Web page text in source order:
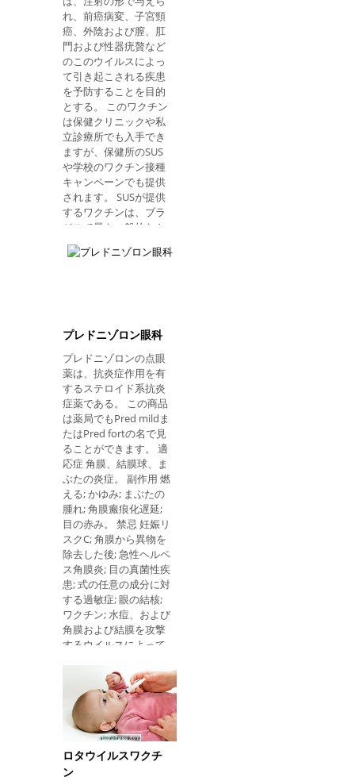
す。 経口溶液： 2ティ
ースプーン、1日3回、
経口、食事の10分前。
滴： 53滴、1日3回、経
口的に、食事の10分前
に。 錠剤：錠剤 1錠、
1日3回、経口、食事の
10分前。
れ、前癌病変、子宮頸
癌、外陰および膣、肛
門および性器疣贅など
のこのウイルスによっ
て引き起こされる疾患
を予防することを目的
とする。 このワクチン
は保健クリニックや私
立診療所でも入手でき
ますが、保健所のSUS
や学校のワクチン接種
キャンペーンでも提供
されます。 SUSが提供
するワクチンは、ブラ
ジルで最も一般的な4
種類のHPVウイルスを
防御する4価抗体で
感染していれば病気を
す。 まだ適用されてい
ませんが、Anvisaは
HPVに対する新しいワ
クチンをすでに承認し
ており、9種類のウイ
ルスに対して保護して
います。 誰が取るべき
か HPVワクチンは、以
下の方法で採取するこ
とができます。 1. SUS
このワクチンは、2〜3
回分で無料で入手でき
ます： 9歳から14歳ま
での男の子と女の子、
9〜26歳の HIV /エイズ
患者、器官、骨髄、が
ん治療を受けた患者。
このワクチンは、もは
や処女ではない男の子
や女の子によっても摂
が、既にそのウイルス
と接触している可能性
があるため、効果は低
下する可能性がありま
す。 2.特に このワクチ
ンは高齢者にも投与す
ることができますが、
プレドニゾロン眼科
プレドニゾロンの点眼
薬は、抗炎症作用を有
するステロイド系抗炎
症薬である。 この商品
は薬局でもPred mildま
たはPred fortの名で見
ることができます。 適
応症 角膜、結膜球、ま
ぶたの炎症。 副作用 燃
える; かゆみ; まぶたの
腫れ; 角膜瘢痕化遅延;
目の赤み。 禁忌 妊娠リ
スクC; 角膜から異物を
除去した後; 急性ヘルペ
ス角膜炎; 目の真菌性疾
患; 式の任意の成分に対
する過敏症; 眼の結核;
ワクチン; 水痘、および
角膜および結膜を攻撃
するウイルスによって
患が挙げられる。 使用
方法 大人と子供：病理
学および臨床像に依存
する。
ロタウイルスワクチ
ン